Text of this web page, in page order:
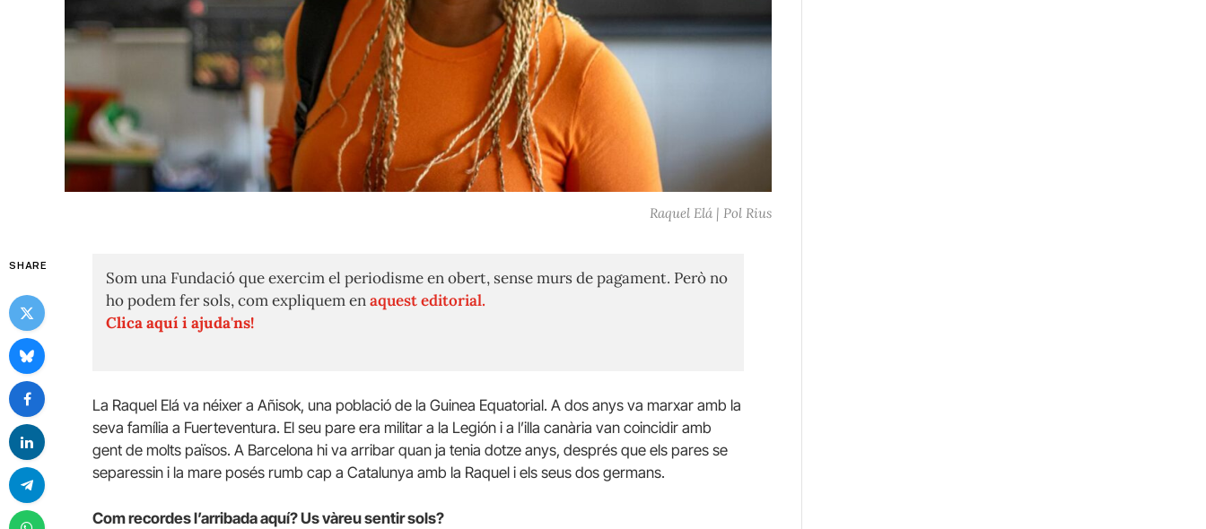
Raquel Elá | Pol Rius
SHARE
Som una Fundació que exercim el periodisme en obert, sense murs de pagament. Però no
ho podem fer sols, com expliquem enaquest editorial.
Clica aquí i ajuda'ns!
La Raquel Elá va néixer a Añisok, una població de la Guinea Equatorial. A dos anys va marxar amb la
seva família a Fuerteventura. El seu pare era militar a la Legión i a l’illa canària van coincidir amb
gent de molts països. A Barcelona hi va arribar quan ja tenia dotze anys, després que els pares se
separessin i la mare posés rumb cap a Catalunya amb la Raquel i els seus dos germans.
Com recordes l’arribada aquí? Us vàreu sentir sols?